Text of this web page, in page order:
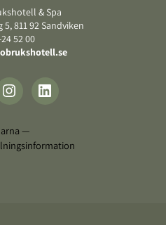
& Spa
5, 811 92 Sandviken
52 00